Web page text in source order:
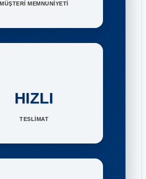
MÜŞTERİ MEMNUNİYETİ
HIZLI
TESLİMAT